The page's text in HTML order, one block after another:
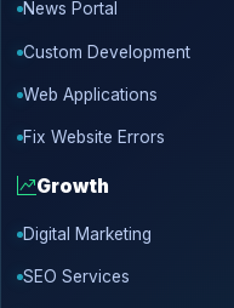
News Portal
Custom Development
Web Applications
Fix Website Errors
Growth
Digital Marketing
SEO Services